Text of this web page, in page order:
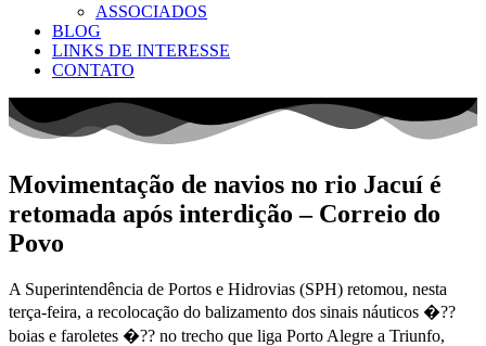
ASSOCIADOS
BLOG
LINKS DE INTERESSE
CONTATO
Movimentação de navios no rio Jacuí é
retomada após interdição – Correio do
Povo
A Superintendência de Portos e Hidrovias (SPH) retomou, nesta
terça-feira, a recolocação do balizamento dos sinais náuticos �??
boias e faroletes �?? no trecho que liga Porto Alegre a Triunfo,